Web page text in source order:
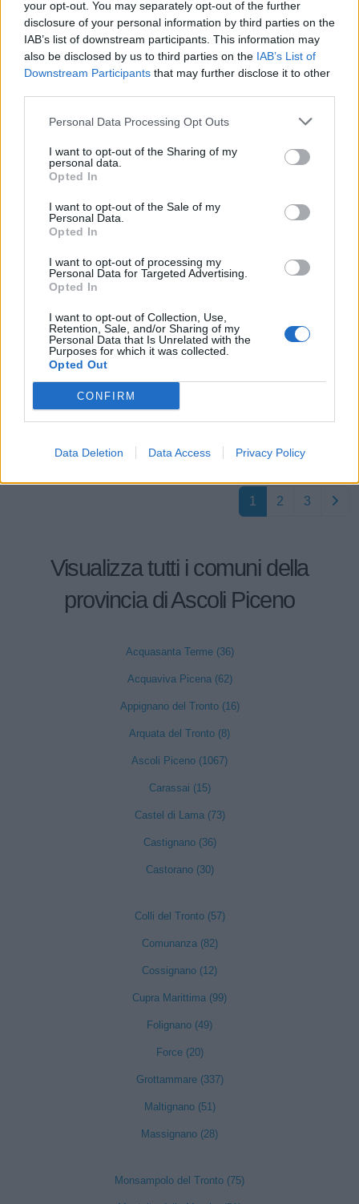
your opt-out. You may separately opt-out of the further
disclosure of your personal information by third parties on the
IAB’s list of downstream participants. This information may
also be disclosed by us to third parties on the IAB’s List of
Downstream Participants that may further disclose it to other
Personal Data Processing Opt Outs
I want to opt-out of the Sharing of my
personal data.
Opted In
I want to opt-out of the Sale of my
Personal Data.
Opted In
I want to opt-out of processing my
Personal Data for Targeted Advertising.
Opted In
I want to opt-out of Collection, Use,
Retention, Sale, and/or Sharing of my
Personal Data that Is Unrelated with the
Purposes for which it was collected.
Opted Out
CONFIRM
Data Deletion Data Access Privacy Policy
RESPONSABILITA'
LIMITATA
Tronto
BRICK SRL
SOCIETA' CON
10-25 milioni
Monsampolo del
Tronto
LEONARDO SRL 10-25 milioni
ERMES SRL
Monsampolo del
MODULPROJECT
5-10 milioni
Monsampolo del
ETHOS S.R.L. 2-5 milioni
COMMERCIALE
L'AQUILONE
1-2 milioni
BLUE SERIES
MADRACING
Monsampolo del
1 2 3
Visualizza tutti i comuni della
provincia di Ascoli Piceno
Acquasanta Terme (36)
Acquaviva Picena (62)
Appignano del Tronto (16)
Arquata del Tronto (8)
Ascoli Piceno (1067)
Carassai (15)
Castel di Lama (73)
Castignano (36)
Castorano (30)
Colli del Tronto (57)
Comunanza (82)
Cossignano (12)
Cupra Marittima (99)
Folignano (49)
Force (20)
Grottammare (337)
Maltignano (51)
Massignano (28)
Monsampolo del Tronto (75)